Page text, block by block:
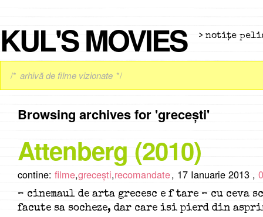
KUL'S MOVIES > notiţe
/* arhivă de filme vizionate */
Browsing archives for 'grecești'
Attenberg (2010)
contine: filme,grecești,recomandate, 17 Ianuarie 2013 ,
– cinemaul de arta grecesc e f tare – cu ceva
facute sa socheze, dar care isi pierd din